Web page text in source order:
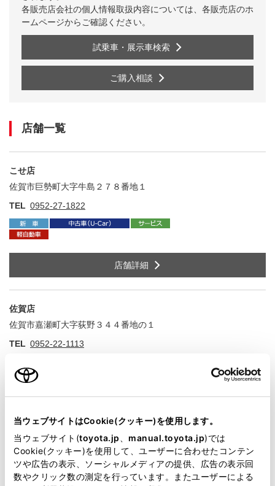
当ウェブサイトはCookie(クッキー)を使用します。
当ウェブサイト(toyota.jp manual.toyota.jp)では
Cookie(クッキー)を使用して、ユーザーに合わせたコンテン
ツや広告の表示、ソーシャルメディアの提供、広告の表示回
数やクリック数の測定を行っています。またユーザーによる
各販売店会社の個人情報取扱内容については、各販売店のホ
ームページからご確認ください。
試乗車・展示車検索
ご購入相談
店舗一覧
こせ店
佐賀市巨勢町大字牛島２７８番地１
TEL 0952-27-1822
店舗詳細
佐賀店
佐賀市嘉瀬町大字荻野３４４番地の１
TEL 0952-22-1113
鳥栖店
鳥栖市本町３丁目１５０１－２
TEL
0942-84-3355